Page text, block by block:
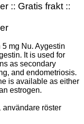
:: Gratis frakt ::
mg Nu. Aygestin
It is used for
as secondary
and endometriosis.
is available as either
estrogen.
användare röster